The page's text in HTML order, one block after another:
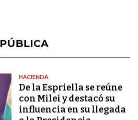
HACIENDA
De la Espriella se reúne
con Milei y destacó su
influencia en su llegada